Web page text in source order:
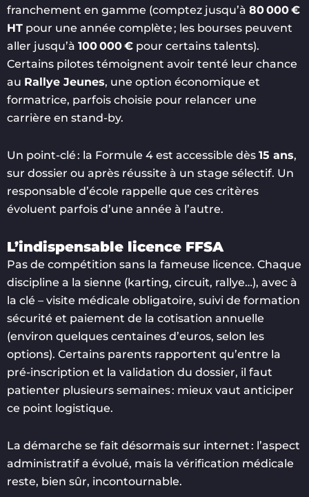
franchement en gamme (comptez jusqu’à 80 000 €
HT pour une année complète ; les bourses peuvent
aller jusqu’à 100 000 € pour certains talents).
Certains pilotes témoignent avoir tenté leur chance
au Rallye Jeunes, une option économique et
formatrice, parfois choisie pour relancer une
carrière en stand-by.
Un point-clé : la Formule 4 est accessible dès 15 ans,
sur dossier ou après réussite à un stage sélectif. Un
responsable d’école rappelle que ces critères
évoluent parfois d’une année à l’autre.
L’indispensable licence FFSA
Pas de compétition sans la fameuse licence. Chaque
discipline a la sienne (karting, circuit, rallye…), avec à
la clé – visite médicale obligatoire, suivi de formation
sécurité et paiement de la cotisation annuelle
(environ quelques centaines d’euros, selon les
options). Certains parents rapportent qu’entre la
pré-inscription et la validation du dossier, il faut
patienter plusieurs semaines : mieux vaut anticiper
ce point logistique.
La démarche se fait désormais sur internet : l’aspect
administratif a évolué, mais la vérification médicale
reste, bien sûr, incontournable.